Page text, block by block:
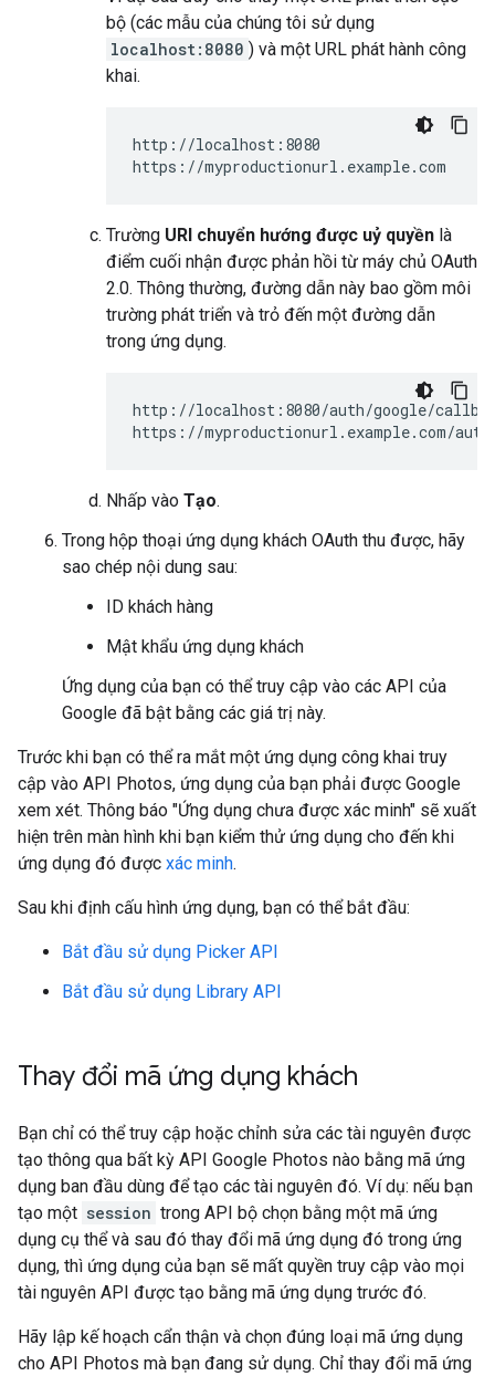
bộ (các mẫu của chúng tôi sử dụng
localhost:8080 ) và một URL phát hành công
khai.
http://localhost:8080
Trường URI chuyển hướng được uỷ quyền là
điểm cuối nhận được phản hồi từ máy chủ OAuth
2.0. Thông thường, đường dẫn này bao gồm môi
trường phát triển và trỏ đến một đường dẫn
trong ứng dụng.
http://localhost:8080/auth/google/
Nhấp vào Tạo.
Trong hộp thoại ứng dụng khách OAuth thu được, hãy
sao chép nội dung sau:
ID khách hàng
Mật khẩu ứng dụng khách
Ứng dụng của bạn có thể truy cập vào các API của
Google đã bật bằng các giá trị này.
Trước khi bạn có thể ra mắt một ứng dụng công khai truy
cập vào API Photos, ứng dụng của bạn phải được Google
xem xét. Thông báo "Ứng dụng chưa được xác minh" sẽ xuất
hiện trên màn hình khi bạn kiểm thử ứng dụng cho đến khi
ứng dụng đó được xác minh.
Sau khi định cấu hình ứng dụng, bạn có thể bắt đầu:
Bắt đầu sử dụng Picker API
Bắt đầu sử dụng Library API
Thay đổi mã ứng dụng khách
Bạn chỉ có thể truy cập hoặc chỉnh sửa các tài nguyên được
tạo thông qua bất kỳ API Google Photos nào bằng mã ứng
dụng ban đầu dùng để tạo các tài nguyên đó. Ví dụ: nếu bạn
tạo một session trong API bộ chọn bằng một mã ứng
dụng cụ thể và sau đó thay đổi mã ứng dụng đó trong ứng
dụng, thì ứng dụng của bạn sẽ mất quyền truy cập vào mọi
tài nguyên API được tạo bằng mã ứng dụng trước đó.
Hãy lập kế hoạch cẩn thận và chọn đúng loại mã ứng dụng
cho API Photos mà bạn đang sử dụng. Chỉ thay đổi mã ứng